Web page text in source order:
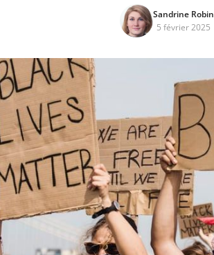
Sandrine Robin
5 février 2025